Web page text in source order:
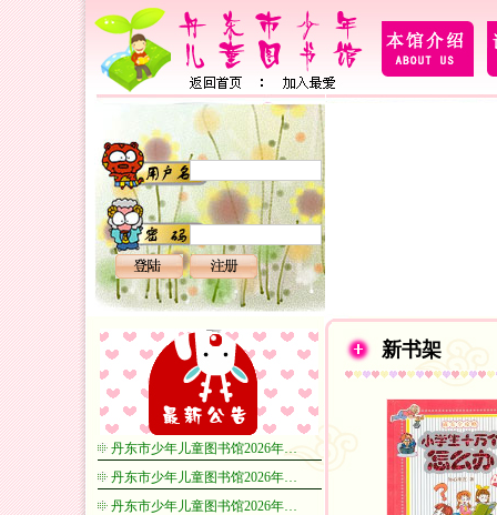
丹东市少年儿童图书馆2026年…
丹东市少年儿童图书馆2026年…
丹东市少年儿童图书馆2026年…
新书架